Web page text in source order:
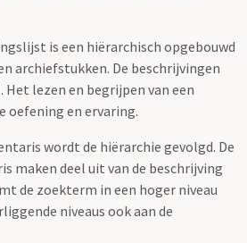
is een hiërarchisch opgebouwd
archiefstukken. De beschrijvingen
lezen en begrijpen van een
oefening en ervaring.
wordt de hiërarchie gevolgd. De
maken deel uit van de beschrijving
de zoekterm in een hoger niveau
niveaus ook aan de